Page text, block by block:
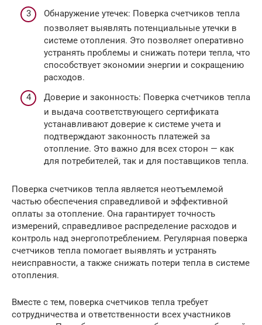
Обнаружение утечек: Поверка счетчиков тепла
позволяет выявлять потенциальные утечки в
системе отопления. Это позволяет оперативно
устранять проблемы и снижать потери тепла, что
способствует экономии энергии и сокращению
расходов.
Доверие и законность: Поверка счетчиков тепла
и выдача соответствующего сертификата
устанавливают доверие к системе учета и
подтверждают законность платежей за
отопление. Это важно для всех сторон — как
для потребителей, так и для поставщиков тепла.
Поверка счетчиков тепла является неотъемлемой
частью обеспечения справедливой и эффективной
оплаты за отопление. Она гарантирует точность
измерений, справедливое распределение расходов и
контроль над энергопотреблением. Регулярная поверка
счетчиков тепла помогает выявлять и устранять
неисправности, а также снижать потери тепла в системе
отопления.
Вместе с тем, поверка счетчиков тепла требует
сотрудничества и ответственности всех участников